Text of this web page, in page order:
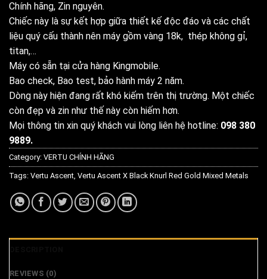
Chính hãng, Zin nguyên.
Chiếc này là sự kết hợp giữa thiết kế độc đáo và các chất
liệu quý cấu thành nên máy gồm vàng 18k, thép không gỉ,
titan,…
Máy có sẵn tại cửa hàng Kingmobile.
Bao check, Bao test, bảo hành máy 2 năm.
Dòng này hiện đang rất khó kiếm trên thị trường. Một chiếc
còn đẹp và zin như thế này còn hiếm hơn.
Mọi thông tin xin quý khách vui lòng liên hệ hotline: 098 380
9889.
Category: VERTU CHÍNH HÃNG
Tags: Vertu Ascent, Vertu Ascent X Black Knurl Red Gold Mixed Metals
REVIEWS (0)